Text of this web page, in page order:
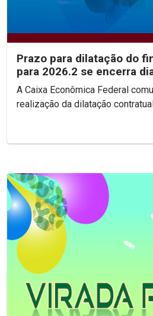
Prazo para dilatação do
para 2026.2 se encerra
A Caixa Econômica Federal
realização da dilatação